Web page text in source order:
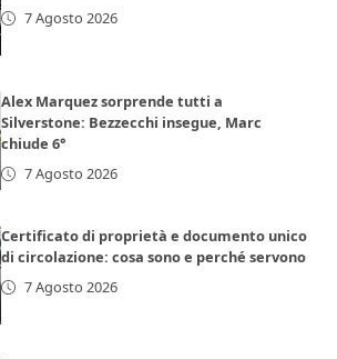
7 Agosto 2026
Alex Marquez sorprende tutti a
Silverstone: Bezzecchi insegue, Marc
chiude 6°
7 Agosto 2026
Certificato di proprietà e documento unico
di circolazione: cosa sono e perché servono
7 Agosto 2026